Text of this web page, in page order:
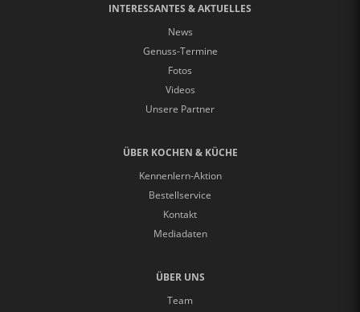
INTERESSANTES & AKTUELLES
News
Genuss-Termine
Fotos
Videos
Unsere Partner
ÜBER KOCHEN & KÜCHE
Kennenlern-Aktion
Bestellservice
Kontakt
Mediadaten
ÜBER UNS
Team